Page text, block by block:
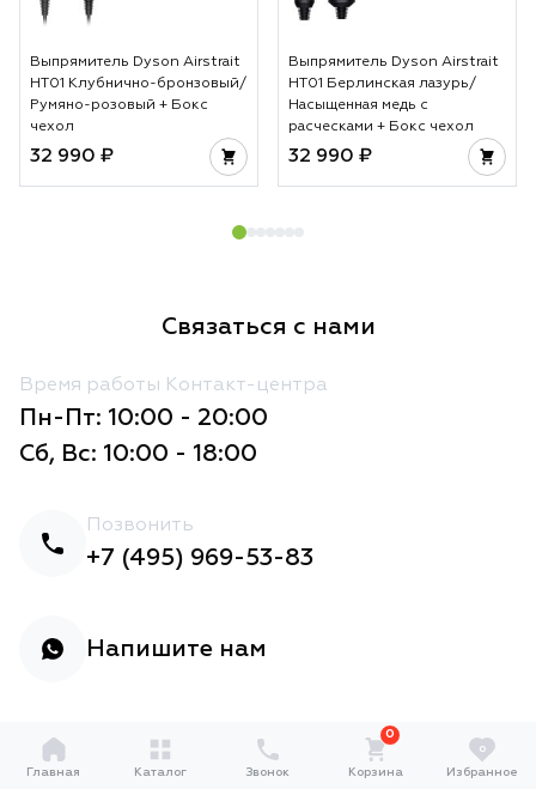
Выпрямитель Dyson Airstrait
HT01 Клубнично-бронзовый/
Румяно-розовый + Бокс
чехол
32 990 ₽
Выпрямитель Dyson Airstrait
HT01 Берлинская лазурь/
Насыщенная медь с
расческами + Бокс чехол
32 990 ₽
Связаться с нами
Время работы Контакт-центра
Пн-Пт: 10:00 - 20:00
Сб, Вс: 10:00 - 18:00
Позвонить
+7 (495) 969-53-83
Напишите нам
Главная Каталог Звонок
0
Корзина
0
Избранное